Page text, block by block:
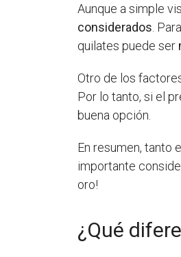
Aunque a simple
considerados .
quilates puede ser
Otro de los
Por lo tanto, si el
buena opción.
En resumen, tanto
importante
oro!
¿Qué